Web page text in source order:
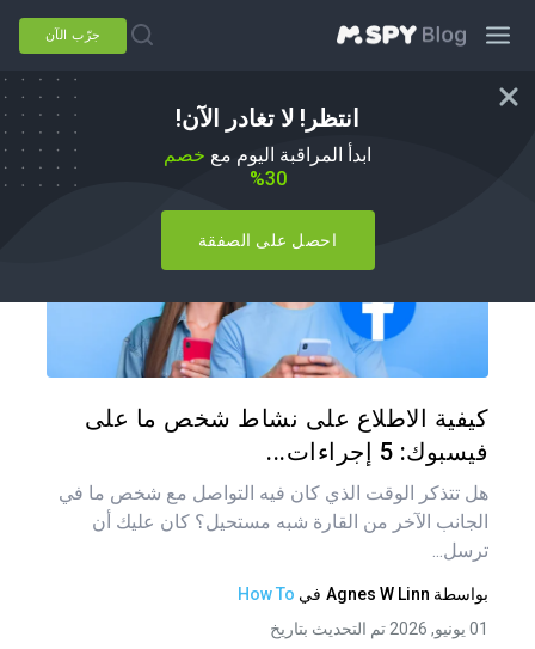
جرّب الآن
انتظر! لا تغادر الآن!
ابدأ المراقبة اليوم مع خصم
30%
احصل على الصفقة
كيفية القيام بذلك
كيفية الاطلاع على نشاط شخص ما على
فيسبوك: 5 إجراءات...
هل تتذكر الوقت الذي كان فيه التواصل مع شخص ما في
الجانب الآخر من القارة شبه مستحيل؟ كان عليك أن
ترسل...
بواسطة Agnes W Linn في How To
01 يونيو, 2026 تم التحديث بتاريخ